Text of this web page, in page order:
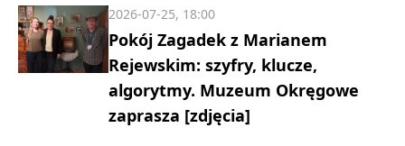
Pokój Zagadek z Marianem
Rejewskim: szyfry, klucze,
algorytmy. Muzeum Okręgowe
zaprasza [zdjęcia]
2026-07-25, 18:00